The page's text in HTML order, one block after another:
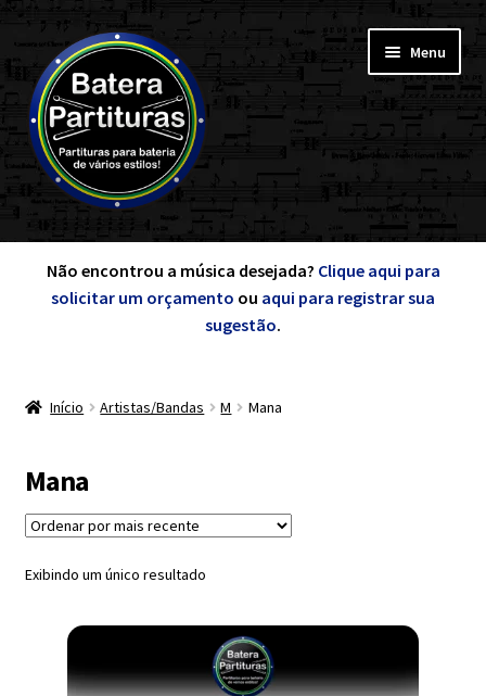
Pular
para
navegação
Pular
para
o
conteúdo
Menu
Cursos
Exercícios
Grátis
Contato
Não encontrou a música desejada? Clique aqui para
solicitar um orçamento ou aqui para registrar sua
sugestão.
Início Artistas/Bandas M Mana
Mana
Exibindo um único resultado